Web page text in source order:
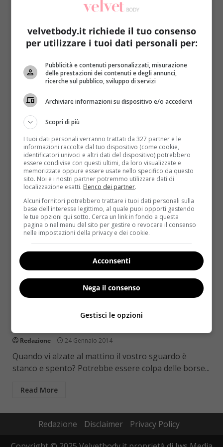
Chirurgia estetica
Occhiaie e borse, un nuovo filler le elimina
Borse e occhiaie rendono spento il vostro sguardo e
cercate una soluzione definitiva? Se i rimedi della...
Read More
Come eliminare le borse sotto gli occhi: i
Redazione 24 Gennaio 2014
Quando vi alzate al mattino il vostro sguardo è
stanco e spento? Potrebbe essere colpa delle borse...
Read More
Redazione Disclaimer
Privacy Policy
velvetbody.it richiede il tuo consenso
per utilizzare i tuoi dati personali per:
Pubblicità e contenuti personalizzati, misurazione
delle prestazioni dei contenuti e degli annunci,
ricerche sul pubblico, sviluppo di servizi
Archiviare informazioni su dispositivo e/o accedervi
Scopri di più
I tuoi dati personali verranno trattati da 327 partner e le
informazioni raccolte dal tuo dispositivo (come cookie,
identificatori univoci e altri dati del dispositivo) potrebbero
essere condivise con questi ultimi, da loro visualizzate e
memorizzate oppure essere usate nello specifico da questo
sito. Noi e i nostri partner potremmo utilizzare dati di
localizzazione esatti. Elenco dei partner.
Alcuni fornitori potrebbero trattare i tuoi dati personali sulla
base dell'interesse legittimo, al quale puoi opporti gestendo
le tue opzioni qui sotto. Cerca un link in fondo a questa
pagina o nel menu del sito per gestire o revocare il consenso
nelle impostazioni della privacy e dei cookie.
Acconsenti
Nega il consenso
Gestisci le opzioni